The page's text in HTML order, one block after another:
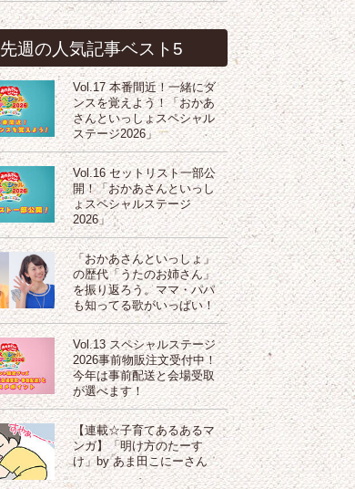
先週の人気記事ベスト5
Vol.17 本番間近！一緒にダ
ンスを覚えよう！「おかあ
さんといっしょスペシャル
ステージ2026」
Vol.16 セットリスト一部公
開！「おかあさんといっし
ょスペシャルステージ
2026」
「おかあさんといっしょ」
の歴代「うたのお姉さん」
を振り返ろう。ママ・パパ
も知ってる歌がいっぱい！
Vol.13 スペシャルステージ
2026事前物販注文受付中！
今年は事前配送と会場受取
が選べます！
【連載☆子育てあるあるマ
ンガ】「明け方のたーす
け」by あま田こにーさん